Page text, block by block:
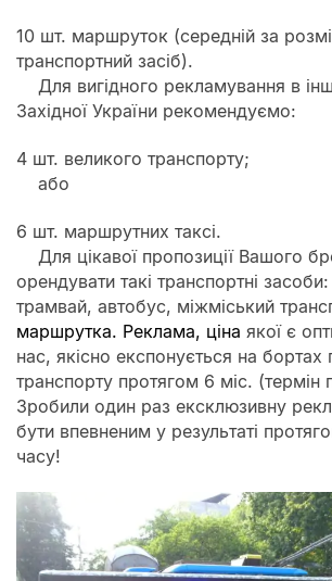
10 шт. маршруток (середній за
транспортний засіб).
Для вигідного рекламування в
Західної України рекомендуємо:
4 шт. великого транспорту;
або
6 шт. маршрутних таксі.
Для цікавої пропозиції Вашого
орендувати такі транспортні
трамвай, автобус, міжміський
маршрутка. Реклама, ціна якої є
нас, якісно експонується на
транспорту протягом 6 міс. (термін
Зробили один раз ексклюзивну
бути впевненим у результаті
часу!